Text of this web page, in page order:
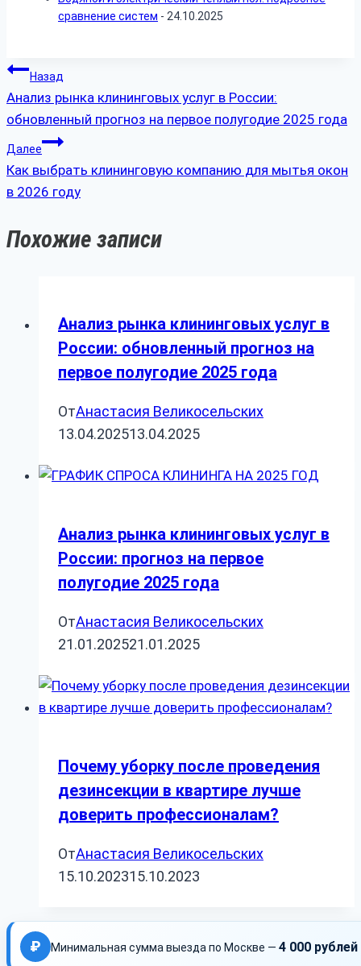
сравнение систем - 24.10.2025
Навигация
по
записям
Назад
Анализ рынка клининговых услуг в России:
обновленный прогноз на первое полугодие 2025 года
Далее
Как выбрать клининговую компанию для мытья окон
в 2026 году
Похожие записи
Анализ рынка клининговых услуг в
России: обновленный прогноз на
первое полугодие 2025 года
ОтАнастасия Великосельских
13.04.202513.04.2025
Анализ рынка клининговых услуг в
России: прогноз на первое
полугодие 2025 года
ОтАнастасия Великосельских
21.01.202521.01.2025
Почему уборку после проведения
дезинсекции в квартире лучше
доверить профессионалам?
ОтАнастасия Великосельских
15.10.202315.10.2023
₽ Минимальная сумма выезда по Москве — 4 000 рублей